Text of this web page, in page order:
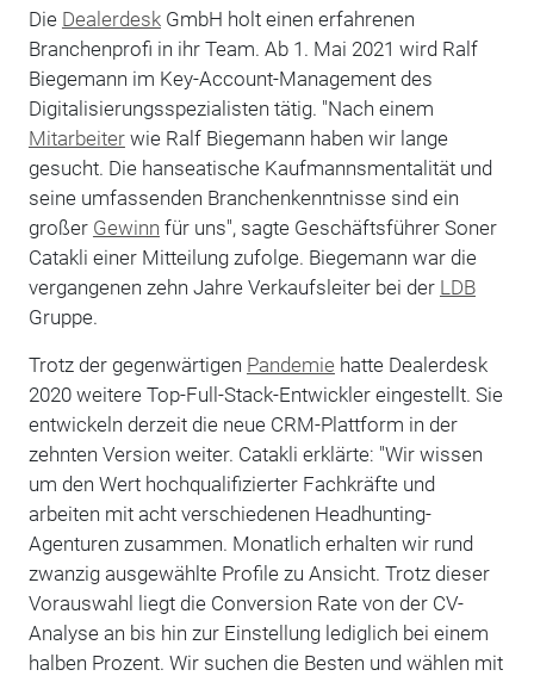
Die DealerdeskGmbH holt einen erfahrenen
Branchenprofi in ihr Team. Ab 1. Mai 2021 wird Ralf
Biegemann im Key-Account-Management des
Digitalisierungsspezialisten tätig. "Nach einem
Mitarbeiterwie Ralf Biegemann haben wir lange
gesucht. Die hanseatische Kaufmannsmentalität und
seine umfassenden Branchenkenntnisse sind ein
großer Gewinn für uns", sagte Geschäftsführer Soner
Catakli einer Mitteilung zufolge. Biegemann war die
vergangenen zehn Jahre Verkaufsleiter bei der LDB
Gruppe.
Trotz der gegenwärtigen Pandemie hatte Dealerdesk
2020 weitere Top-Full-Stack-Entwickler eingestellt. Sie
entwickeln derzeit die neue CRM-Plattform in der
zehnten Version weiter. Catakli erklärte: "Wir wissen
um den Wert hochqualifizierter Fachkräfte und
arbeiten mit acht verschiedenen Headhunting-
Agenturen zusammen. Monatlich erhalten wir rund
zwanzig ausgewählte Profile zu Ansicht. Trotz dieser
Vorauswahl liegt die Conversion Rate von der CV-
Analyse an bis hin zur Einstellung lediglich bei einem
halben Prozent. Wir suchen die Besten und wählen mit